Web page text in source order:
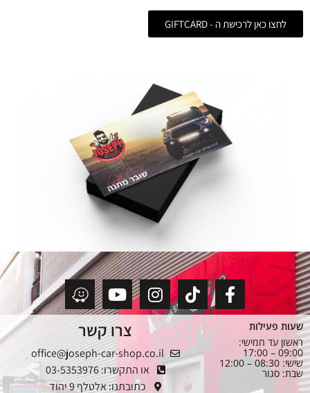
לחצו כאן לרכישת ה - GIFTCARD
שעות פעילות
ראשון עד חמישי:
09:00 – 17:00
שישי: 08:30 – 12:00
שבת: סגור
צרו קשר
office@joseph-car-shop.co.il
או התקשרו: 03-5353976
כתובתנו: אלטלף 9 יהוד